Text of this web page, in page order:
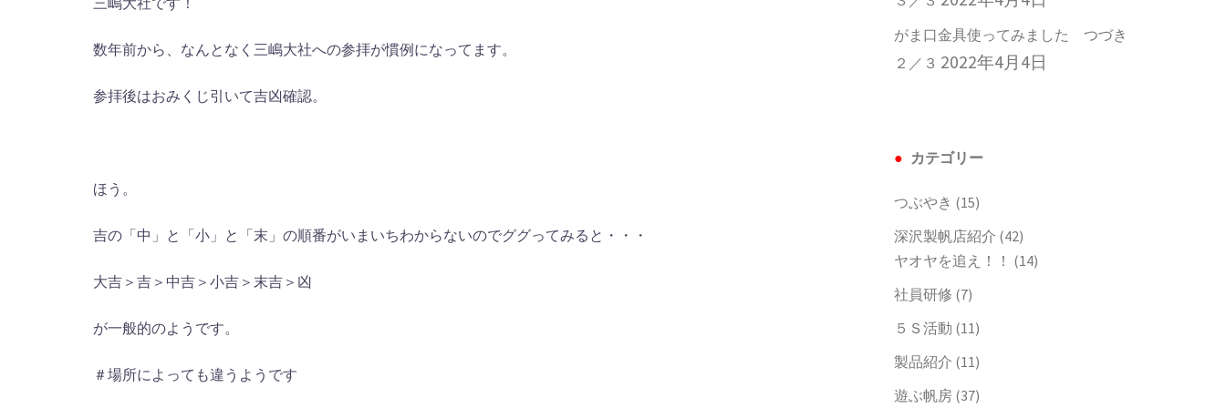
数年前から、なんとなく三嶋大社への参拝が慣例になってます。
参拝後はおみくじ引いて吉凶確認。
ほう。
吉の「中」と「小」と「末」の順番がいまいちわからないのでググってみると・・・
大吉＞吉＞中吉＞小吉＞末吉＞凶
が一般的のようです。
＃場所によっても違うようです
がま口金具使ってみました つづき
２／３ 2022年4月4日
カテゴリー
つぶやき (15)
深沢製帆店紹介 (42)
ヤオヤを追え！！ (14)
社員研修 (7)
５Ｓ活動 (11)
製品紹介 (11)
遊ぶ帆房(37)